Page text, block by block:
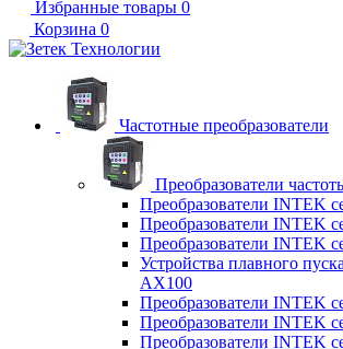
Избранные товары 0
Корзина 0
Частотные преобразователи
Преобразователи
Преобразователи INTEK
Преобразователи INTEK
Преобразователи INTEK
Устройства плавного
AX100
Преобразователи INTEK
Преобразователи INTEK
Преобразователи INTEK